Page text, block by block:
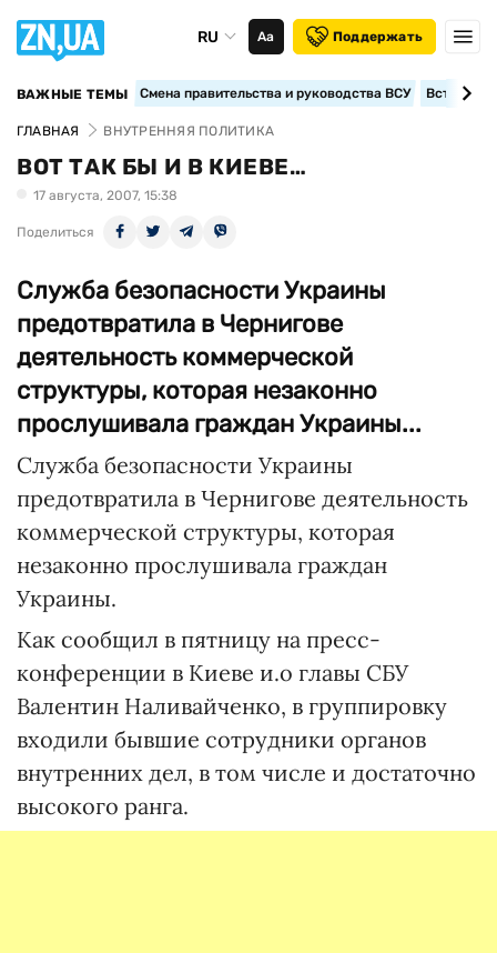
RU Аа Поддержать
ВАЖНЫЕ ТЕМЫ Смена правительства и руководства ВСУ
ГЛАВНАЯ ВНУТРЕННЯЯ ПОЛИТИКА
ВОТ ТАК БЫ И В КИЕВЕ…
17 августа, 2007, 15:38
Поделиться
Служба безопасности Украины
предотвратила в Чернигове
деятельность коммерческой
структуры, которая незаконно
прослушивала граждан Украины...
Служба безопасности Украины
предотвратила в Чернигове деятельность
коммерческой структуры, которая
незаконно прослушивала граждан
Украины.
Как сообщил в пятницу на пресс-
конференции в Киеве и.о главы СБУ
Валентин Наливайченко, в группировку
входили бывшие сотрудники органов
внутренних дел, в том числе и достаточно
высокого ранга.